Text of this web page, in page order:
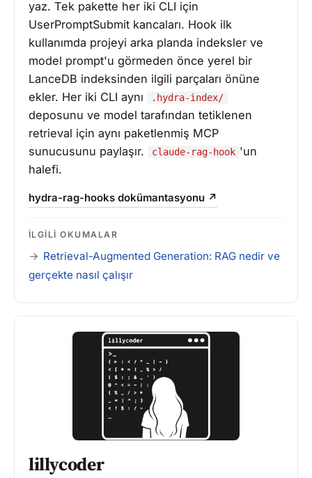
yaz. Tek pakette her iki CLI için
UserPromptSubmit kancaları. Hook ilk
kullanımda projeyi arka planda indeksler ve
model prompt'u görmeden önce yerel bir
LanceDB indeksinden ilgili parçaları önüne
ekler. Her iki CLI aynı
.hydra-index/
deposunu ve model tarafından tetiklenen
retrieval için aynı paketlenmiş MCP
sunucusunu paylaşır.
claude-rag-hook 'un
halefi.
hydra-rag-hooks dokümantasyonu ↗
İLGILI OKUMALAR
Retrieval-Augmented Generation: RAG nedir ve
gerçekte nasıl çalışır
lillycoder